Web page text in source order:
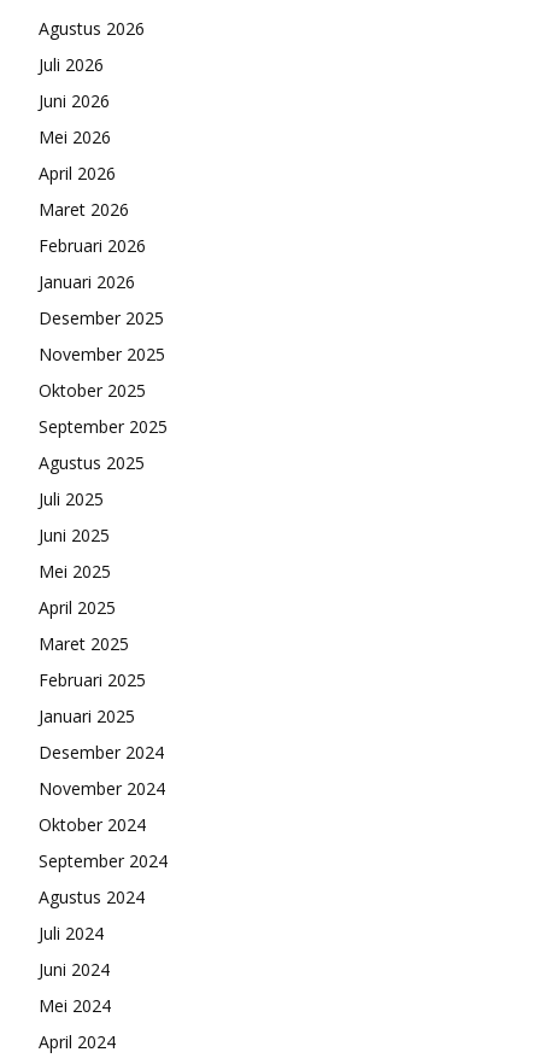
Agustus 2026
Juli 2026
Juni 2026
Mei 2026
April 2026
Maret 2026
Februari 2026
Januari 2026
Desember 2025
November 2025
Oktober 2025
September 2025
Agustus 2025
Juli 2025
Juni 2025
Mei 2025
April 2025
Maret 2025
Februari 2025
Januari 2025
Desember 2024
November 2024
Oktober 2024
September 2024
Agustus 2024
Juli 2024
Juni 2024
Mei 2024
April 2024